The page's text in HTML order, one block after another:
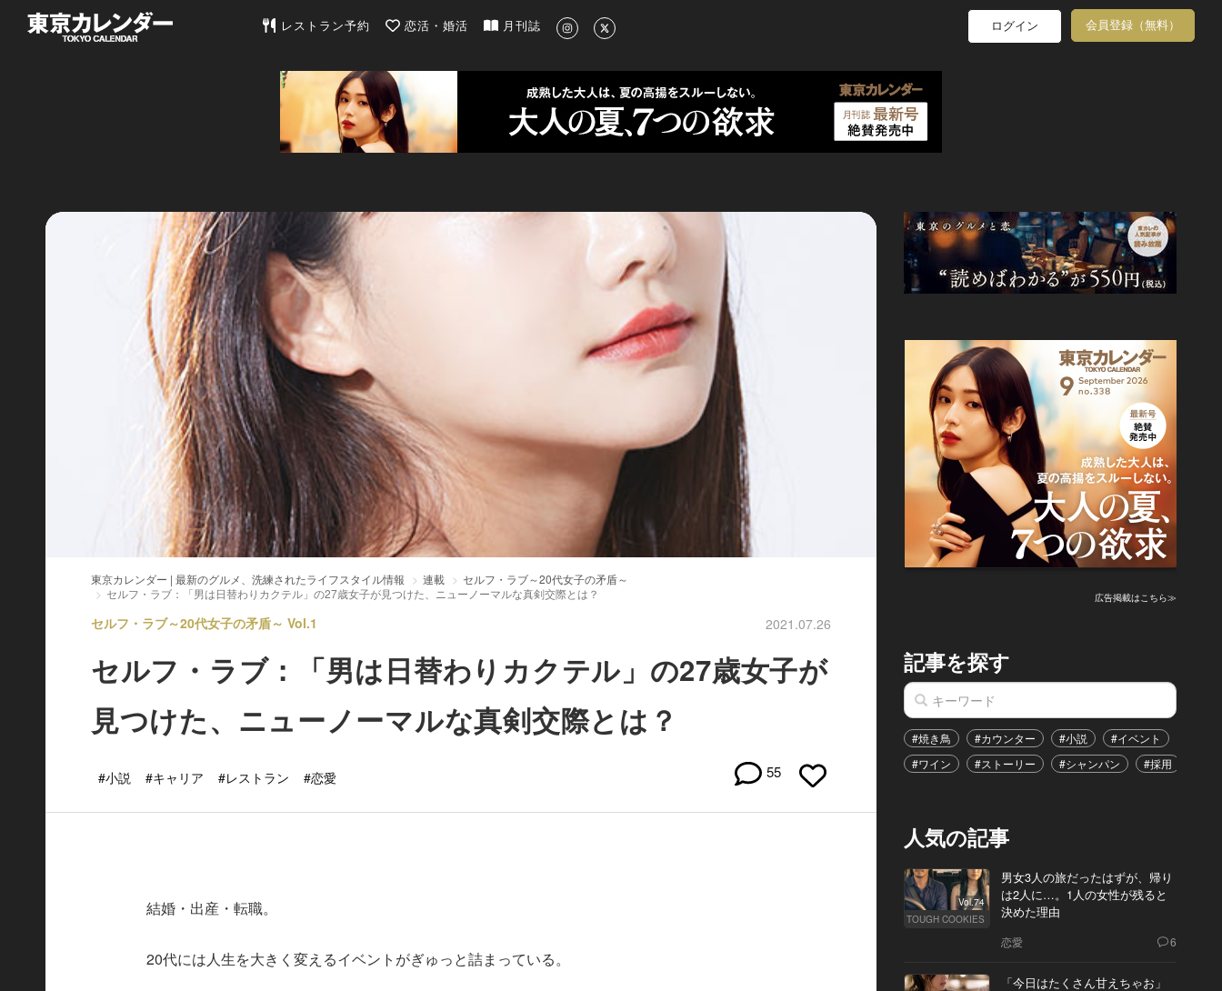
東京カレンダー | 最新のグルメ、洗練されたライフスタイル情報
レストラン予約 恋活・婚活 月刊誌 ログイン 会員登録（無料）
東京カレンダー | 最新のグルメ、洗練されたライフスタイル情報 連載
セルフ・ラブ～20代女子の矛盾～
セルフ・ラブ：「男は日替わりカクテル」の27歳女子が見つけた、ニューノーマルな真剣交際とは？
セルフ・ラブ～20代女子の矛盾～ Vol.1 2021.07.26
セルフ・ラブ：「男は日替わりカクテル」の27歳女子が
見つけた、ニューノーマルな真剣交際とは？
#小説 #キャリア #レストラン #恋愛 55
結婚・出産・転職。
20代には人生を大きく変えるイベントがぎゅっと詰まっている。
広告掲載はこちら≫
記事を探す
#焼き鳥 #カウンター #小説 #イベント
#ワイン
#ストーリー #シャンパン #採用
人気の記事
Vol.74
TOUGH COOKIES
男女3人の旅だったはずが、帰り
は2人に…。1人の女性が残ると
決めた理由
恋愛 6
「今日はたくさん甘えちゃお」